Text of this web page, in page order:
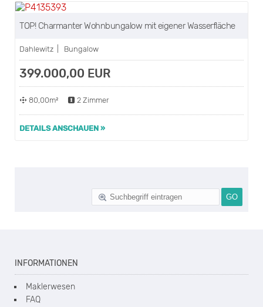
NEU
TOP! Charmanter Wohnbungalow mit eigener Wasserfläche
Dahlewitz | Bungalow
399.000,00 EUR
80,00m² 2 Zimmer
DETAILS ANSCHAUEN »
INFORMATIONEN
Maklerwesen
FAQ